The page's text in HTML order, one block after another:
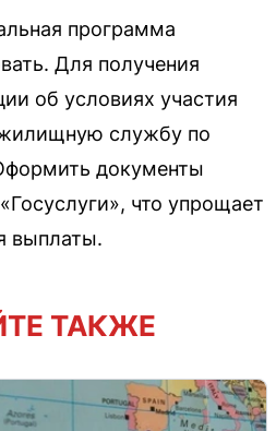
программа
Для получения
об условиях участия
службу по
документы
что упрощает
выплаты.
ТАКЖЕ